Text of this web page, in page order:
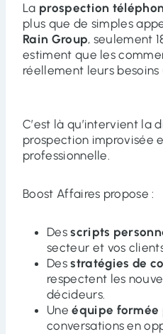
La prospection
plus que de simples
Rain Group, seulement
estiment que les
réellement leurs besoins
C’est là qu’intervient la
prospection improvisée
professionnelle.
Boost Affaires propose :
Desscripts
secteur et vos
Desstratégies de
respectent les
décideurs.
Uneéquipe formée
conversations en